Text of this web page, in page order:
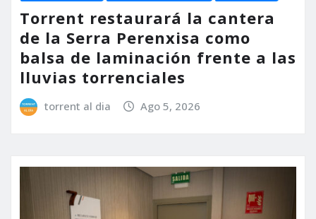
Torrent restaurará la cantera
de la Serra Perenxisa como
balsa de laminación frente a las
lluvias torrenciales
torrent al dia Ago 5, 2026